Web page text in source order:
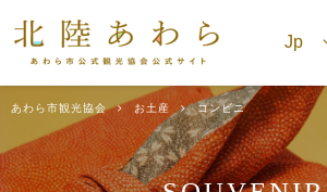
あわら市観光協会 お土産 コンビニ